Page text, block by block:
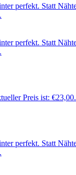
Preis ist: €23,00.